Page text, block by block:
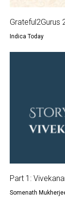
Grateful2Gurus
Indica Today
Part 1:
Somenath